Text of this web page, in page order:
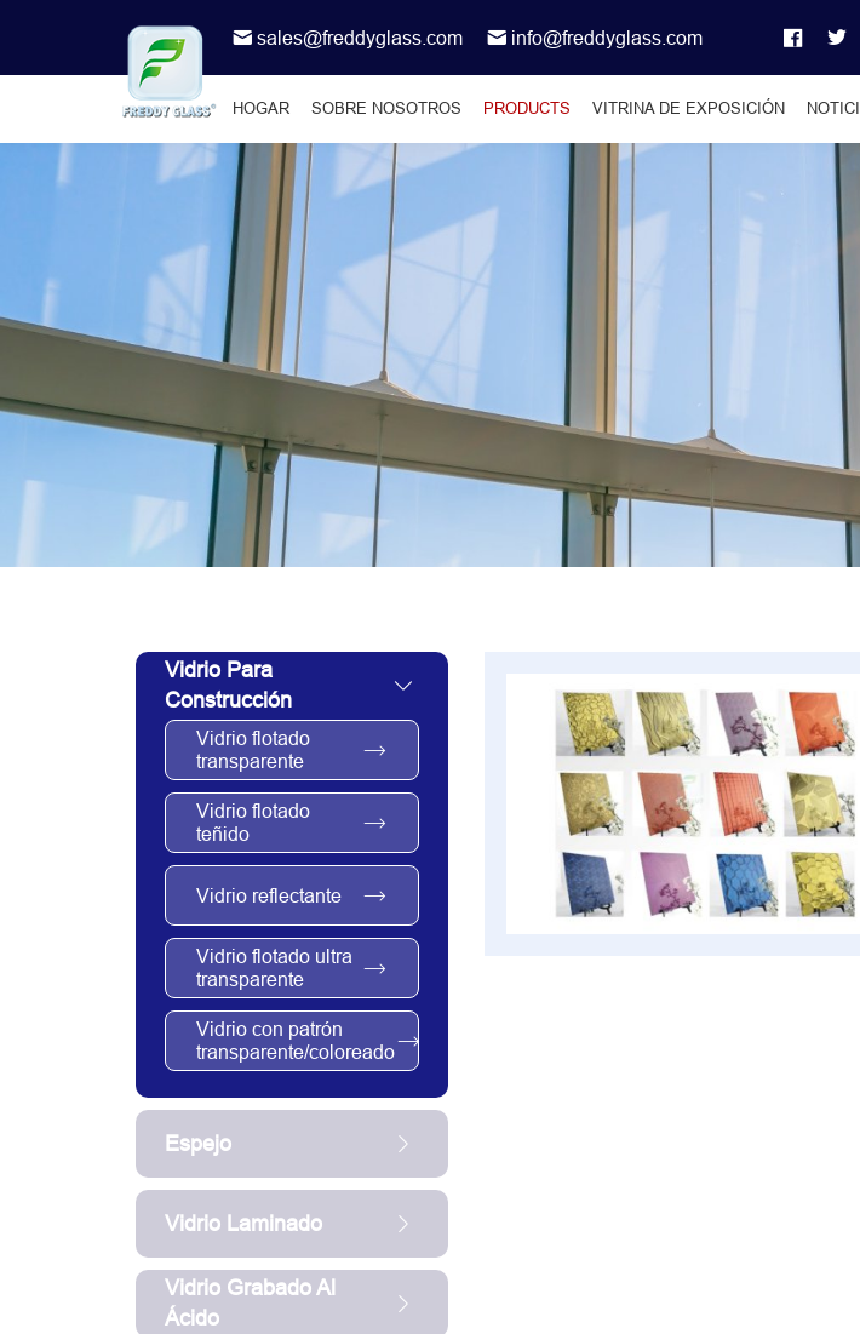
sales@freddyglass.com info@freddyglass.com
HOGAR SOBRE NOSOTROS PRODUCTS VITRINA DE EXPOSICIÓN
Vidrio Para
Construcción
Vidrio flotado
transparente
Vidrio flotado
teñido
Vidrio reflectante
Vidrio flotado ultra
transparente
Vidrio con patrón
transparente/coloreado
Espejo
Vidrio Laminado
Vidrio Grabado Al
Ácido